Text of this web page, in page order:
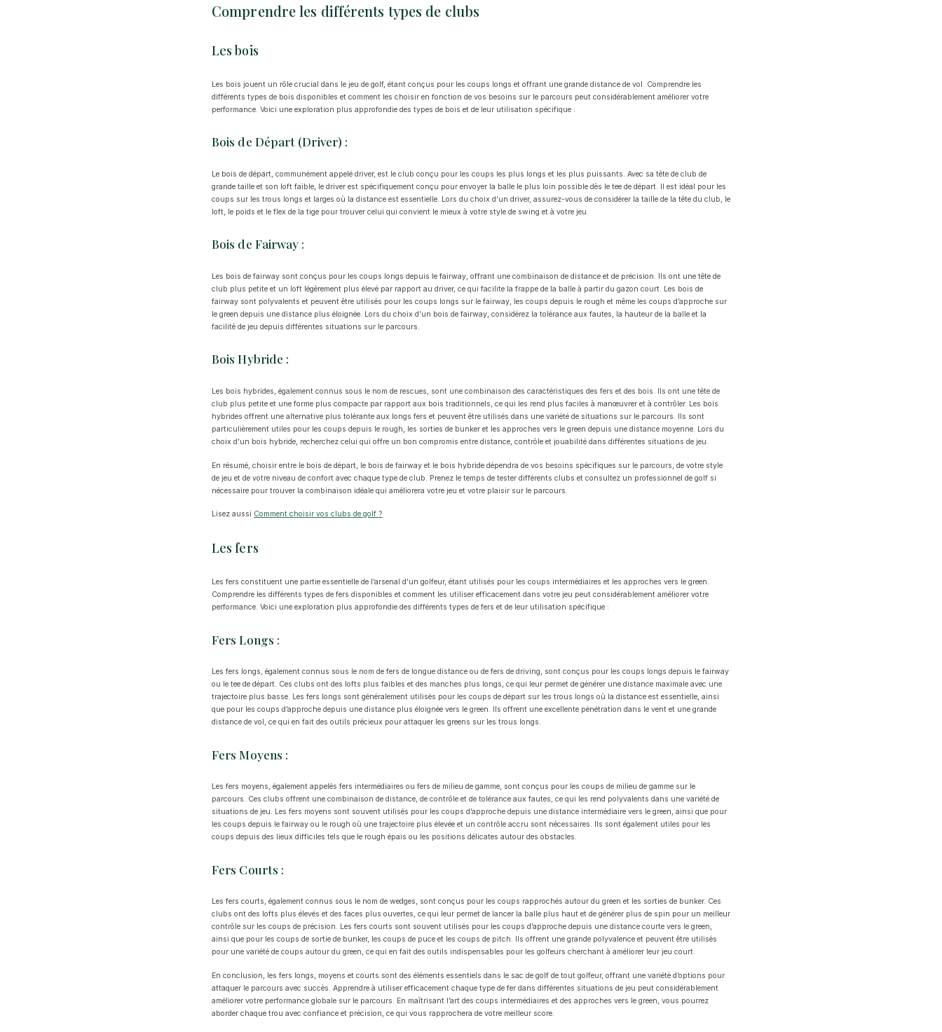
Comprendre les différents types de clubs
Les bois
Les bois jouent un rôle crucial dans le jeu de golf, étant conçus pour les coups longs et offrant une grande distance de vol. Comprendre les
différents types de bois disponibles et comment les choisir en fonction de vos besoins sur le parcours peut considérablement améliorer votre
performance. Voici une exploration plus approfondie des types de bois et de leur utilisation spécifique :
Bois de Départ (Driver) :
Le bois de départ, communément appelé driver, est le club conçu pour les coups les plus longs et les plus puissants. Avec sa tête de club de
grande taille et son loft faible, le driver est spécifiquement conçu pour envoyer la balle le plus loin possible dès le tee de départ. Il est idéal pour les
coups sur les trous longs et larges où la distance est essentielle. Lors du choix d’un driver, assurez-vous de considérer la taille de la tête du club, le
loft, le poids et le flex de la tige pour trouver celui qui convient le mieux à votre style de swing et à votre jeu.
Bois de Fairway :
Les bois de fairway sont conçus pour les coups longs depuis le fairway, offrant une combinaison de distance et de précision. Ils ont une tête de
club plus petite et un loft légèrement plus élevé par rapport au driver, ce qui facilite la frappe de la balle à partir du gazon court. Les bois de
fairway sont polyvalents et peuvent être utilisés pour les coups longs sur le fairway, les coups depuis le rough et même les coups d’approche sur
le green depuis une distance plus éloignée. Lors du choix d’un bois de fairway, considérez la tolérance aux fautes, la hauteur de la balle et la
facilité de jeu depuis différentes situations sur le parcours.
Bois Hybride :
Les bois hybrides, également connus sous le nom de rescues, sont une combinaison des caractéristiques des fers et des bois. Ils ont une tête de
club plus petite et une forme plus compacte par rapport aux bois traditionnels, ce qui les rend plus faciles à manœuvrer et à contrôler. Les bois
hybrides offrent une alternative plus tolérante aux longs fers et peuvent être utilisés dans une variété de situations sur le parcours. Ils sont
particulièrement utiles pour les coups depuis le rough, les sorties de bunker et les approches vers le green depuis une distance moyenne. Lors du
choix d’un bois hybride, recherchez celui qui offre un bon compromis entre distance, contrôle et jouabilité dans différentes situations de jeu.
En résumé, choisir entre le bois de départ, le bois de fairway et le bois hybride dépendra de vos besoins spécifiques sur le parcours, de votre style
de jeu et de votre niveau de confort avec chaque type de club. Prenez le temps de tester différents clubs et consultez un professionnel de golf si
nécessaire pour trouver la combinaison idéale qui améliorera votre jeu et votre plaisir sur le parcours.
Lisez aussi Comment choisir vos clubs de golf ?
Les fers
Les fers constituent une partie essentielle de l’arsenal d’un golfeur, étant utilisés pour les coups intermédiaires et les approches vers le green.
Comprendre les différents types de fers disponibles et comment les utiliser efficacement dans votre jeu peut considérablement améliorer votre
performance. Voici une exploration plus approfondie des différents types de fers et de leur utilisation spécifique :
Fers Longs :
Les fers longs, également connus sous le nom de fers de longue distance ou de fers de driving, sont conçus pour les coups longs depuis le fairway
ou le tee de départ. Ces clubs ont des lofts plus faibles et des manches plus longs, ce qui leur permet de générer une distance maximale avec une
trajectoire plus basse. Les fers longs sont généralement utilisés pour les coups de départ sur les trous longs où la distance est essentielle, ainsi
que pour les coups d’approche depuis une distance plus éloignée vers le green. Ils offrent une excellente pénétration dans le vent et une grande
distance de vol, ce qui en fait des outils précieux pour attaquer les greens sur les trous longs.
Fers Moyens :
Les fers moyens, également appelés fers intermédiaires ou fers de milieu de gamme, sont conçus pour les coups de milieu de gamme sur le
parcours. Ces clubs offrent une combinaison de distance, de contrôle et de tolérance aux fautes, ce qui les rend polyvalents dans une variété de
situations de jeu. Les fers moyens sont souvent utilisés pour les coups d’approche depuis une distance intermédiaire vers le green, ainsi que pour
les coups depuis le fairway ou le rough où une trajectoire plus élevée et un contrôle accru sont nécessaires. Ils sont également utiles pour les
coups depuis des lieux difficiles tels que le rough épais ou les positions délicates autour des obstacles.
Fers Courts :
Les fers courts, également connus sous le nom de wedges, sont conçus pour les coups rapprochés autour du green et les sorties de bunker. Ces
clubs ont des lofts plus élevés et des faces plus ouvertes, ce qui leur permet de lancer la balle plus haut et de générer plus de spin pour un meilleur
contrôle sur les coups de précision. Les fers courts sont souvent utilisés pour les coups d’approche depuis une distance courte vers le green,
ainsi que pour les coups de sortie de bunker, les coups de puce et les coups de pitch. Ils offrent une grande polyvalence et peuvent être utilisés
pour une variété de coups autour du green, ce qui en fait des outils indispensables pour les golfeurs cherchant à améliorer leur jeu court.
En conclusion, les fers longs, moyens et courts sont des éléments essentiels dans le sac de golf de tout golfeur, offrant une variété d’options pour
attaquer le parcours avec succès. Apprendre à utiliser efficacement chaque type de fer dans différentes situations de jeu peut considérablement
améliorer votre performance globale sur le parcours. En maîtrisant l’art des coups intermédiaires et des approches vers le green, vous pourrez
aborder chaque trou avec confiance et précision, ce qui vous rapprochera de votre meilleur score.